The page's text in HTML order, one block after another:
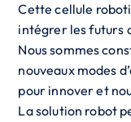
Cette cellule
intégrer les futurs
Nous sommes
nouveaux modes
pour innover et
La solution robot